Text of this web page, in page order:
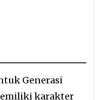
Generasi
karakter